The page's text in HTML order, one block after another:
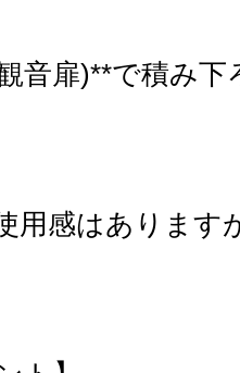
音扉)**で積み
用感はありま